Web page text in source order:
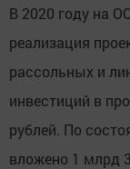
В 2020 году на
реализация
рассольных и
инвестиций в
рублей. По
вложено 1 млрд